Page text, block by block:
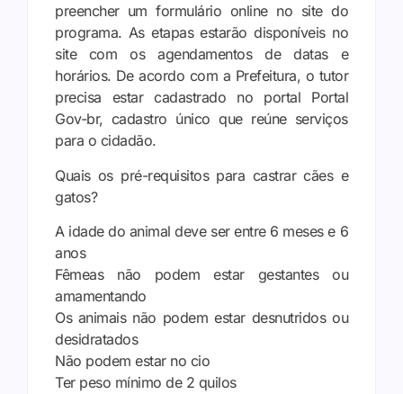
preencher um formulário online no site do
programa. As etapas estarão disponíveis no
site com os agendamentos de datas e
horários. De acordo com a Prefeitura, o tutor
precisa estar cadastrado no portal Portal
Gov-br, cadastro único que reúne serviços
para o cidadão.
Quais os pré-requisitos para castrar cães e
gatos?
A idade do animal deve ser entre 6 meses e 6
anos
Fêmeas não podem estar gestantes ou
amamentando
Os animais não podem estar desnutridos ou
desidratados
Não podem estar no cio
Ter peso mínimo de 2 quilos